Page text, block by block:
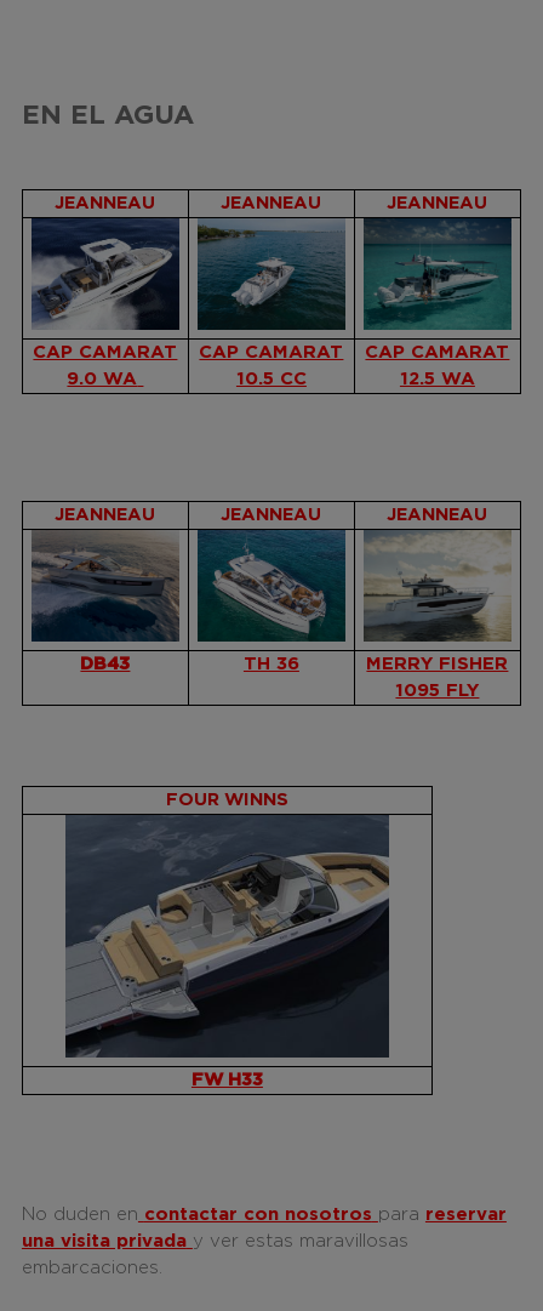
EN EL AGUA
JEANNEAU JEANNEAU JEANNEAU
CAP CAMARAT
9.0 WA
CAP CAMARAT
10.5 CC
CAP CAMARAT
12.5 WA
JEANNEAU JEANNEAU JEANNEAU
DB43 TH 36
MERRY FISHER
1095 FLY
FOUR WINNS
FW H33
No duden en contactar con nosotros para reservar
una visita privada y ver estas maravillosas
embarcaciones.